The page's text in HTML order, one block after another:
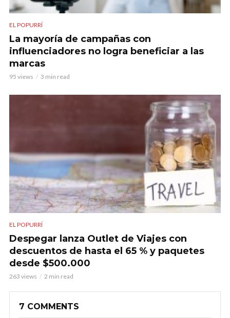
EL POPURRÍ
La mayoría de campañas con
influenciadores no logra beneficiar a las
marcas
95 views 3 min read
EL POPURRÍ
Despegar lanza Outlet de Viajes con
descuentos de hasta el 65 % y paquetes
desde $500.000
263 views 2 min read
7 COMMENTS